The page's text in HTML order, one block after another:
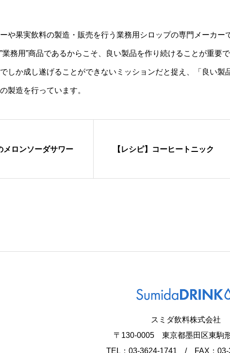
や果実飲料の製造・販売を行う業務用シロップの専門メーカー
務用”商品であるからこそ、良い製品を作り続けることが重要で
しか成し遂げることができないミッションだと捉え、「良い製
製造を行っています。
メロンソーダサワー 【レシピ】コーヒートニック
スミダ飲料株式会社
〒130-0005 東京都墨田区東駒
TEL：03-3624-1741 / FAX：03-